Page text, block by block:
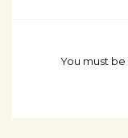
You must be